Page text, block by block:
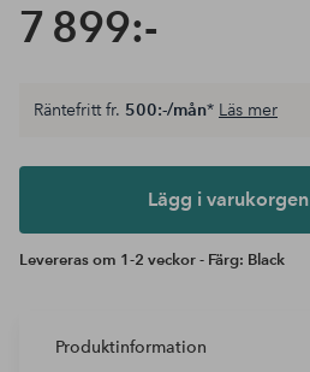
7 899:-
Lägg i
Räntefritt fr. 500:-/mån* Läs mer
Lägg i varukorgen
Levereras om 1-2 veckor - Färg: Black
Produktinformation